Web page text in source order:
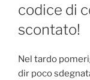
codice di
scontato!
Nel tardo
dir poco